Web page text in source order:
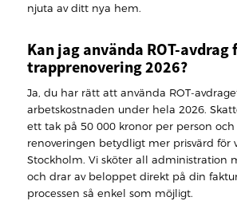
njuta av ditt nya hem.
Kan jag använda ROT-avdrag
trapprenovering 2026?
Ja, du har rätt att använda ROT-
arbetskostnaden under hela 2026.
ett tak på 50 000 kronor per person och
renoveringen betydligt mer prisvärd för
Stockholm. Vi sköter all administration
och drar av beloppet direkt på din
processen så enkel som möjligt.